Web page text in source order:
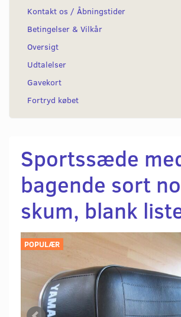
Kontakt os / Åbningstider
Betingelser & Vilkår
Oversigt
Udtalelser
Gavekort
Fortryd købet
Sportssæde
bagende sort
skum, blank
POPULÆR